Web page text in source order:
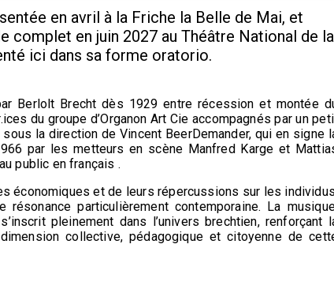
en avril à la Friche la Belle de Mai, et
complet en juin 2027 au Théâtre National de la
ici dans sa forme oratorio.
Berlolt Brecht dès 1929 entre récession et montée
du groupe d’Organon Art Cie accompagnés par un
la direction de Vincent BeerDemander, qui en signe
par les metteurs en scène Manfred Karge et
public en français .
économiques et de leurs répercussions sur les
particulièrement contemporaine. La
pleinement dans l’univers brechtien, renforçant
collective, pédagogique et citoyenne de